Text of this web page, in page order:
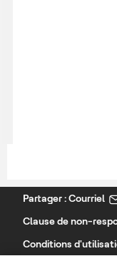
Partager : Courriel
Clause de non-
Conditions